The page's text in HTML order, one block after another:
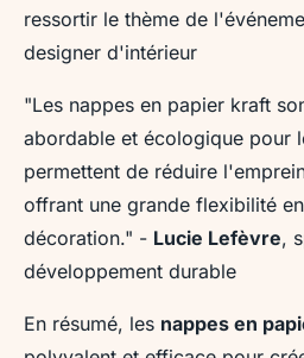
ressortir le thème de
designer d'intérieur
"Les nappes en papier kraft
abordable et écologique pour
permettent de réduire
offrant une grande flexibilité
décoration." - Lucie Lefèvre,
développement durable
En résumé, les nappes en